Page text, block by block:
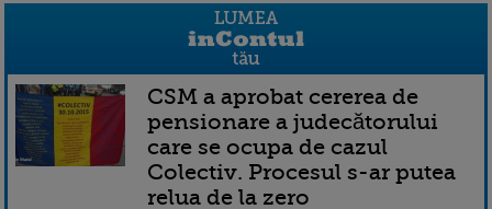
CSM a aprobat cererea de
pensionare a judecătorului
care se ocupa de cazul
Colectiv. Procesul s-ar putea
relua de la zero